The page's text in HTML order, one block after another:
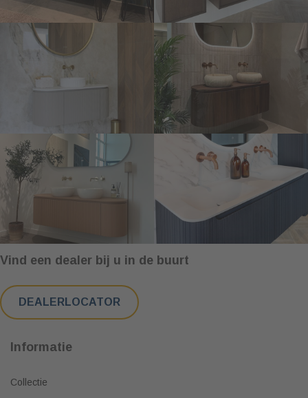
Vind een dealer bij u in de buurt
DEALERLOCATOR
Informatie
Collectie